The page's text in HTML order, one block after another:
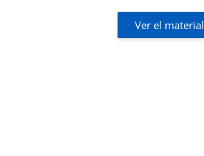
Ver el material